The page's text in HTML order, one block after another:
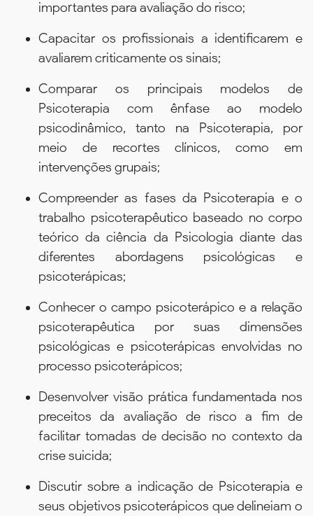
importantes para avaliação do risco;
Capacitar os profissionais a identificarem e
avaliarem criticamente os sinais;
Comparar os principais modelos de
Psicoterapia com ênfase ao modelo
psicodinâmico, tanto na Psicoterapia, por
meio de recortes clínicos, como em
intervenções grupais;
Compreender as fases da Psicoterapia e o
trabalho psicoterapêutico baseado no corpo
teórico da ciência da Psicologia diante das
diferentes abordagens psicológicas e
psicoterápicas;
Conhecer o campo psicoterápico e a relação
psicoterapêutica por suas dimensões
psicológicas e psicoterápicas envolvidas no
processo psicoterápicos;
Desenvolver visão prática fundamentada nos
preceitos da avaliação de risco a fim de
facilitar tomadas de decisão no contexto da
crise suicida;
Discutir sobre a indicação de Psicoterapia e
seus objetivos psicoterápicos que delineiam o